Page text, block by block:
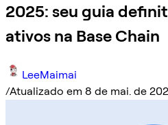
2025: seu guia
ativos na Base Chain
LeeMaimai
/Atualizado em 8 de mai. de